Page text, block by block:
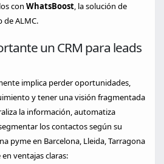
con WhatsBoost, la solución de
ALMC.
un CRM para leads
implica perder oportunidades,
y tener una visión fragmentada
la información, automatiza
los contactos según su
pyme en Barcelona, Lleida, Tarragona
ventajas claras: